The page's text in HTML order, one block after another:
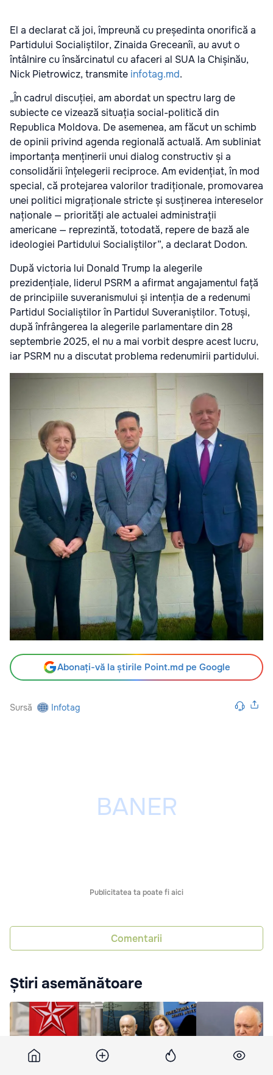
El a declarat că joi, împreună cu președinta onorifică a
Partidului Socialiștilor, Zinaida Greceanîi, au avut o
întâlnire cu însărcinatul cu afaceri al SUA la Chișinău,
Nick Pietrowicz, transmite infotag.md.
„În cadrul discuției, am abordat un spectru larg de
subiecte ce vizează situația social-politică din
Republica Moldova. De asemenea, am făcut un schimb
de opinii privind agenda regională actuală. Am subliniat
importanța menținerii unui dialog constructiv și a
consolidării înțelegerii reciproce. Am evidențiat, în mod
special, că protejarea valorilor tradiționale, promovarea
unei politici migraționale stricte și susținerea intereselor
naționale — priorități ale actualei administrații
americane — reprezintă, totodată, repere de bază ale
ideologiei Partidului Socialiștilor”, a declarat Dodon.
După victoria lui Donald Trump la alegerile
prezidențiale, liderul PSRM a afirmat angajamentul față
de principiile suveranismului și intenția de a redenumi
Partidul Socialiștilor în Partidul Suveraniștilor. Totuși,
după înfrângerea la alegerile parlamentare din 28
septembrie 2025, el nu a mai vorbit despre acest lucru,
iar PSRM nu a discutat problema redenumirii partidului.
Abonați-vă la știrile Point.md pe Google
Sursă Infotag
Publicitatea ta poate fi aici
Comentarii
Știri asemănătoare
PSRM, despre decizia Probe noi în dosarul lui
Dodon, despre